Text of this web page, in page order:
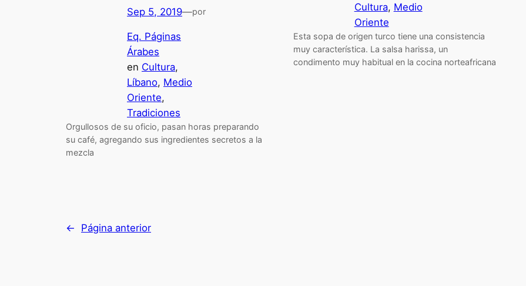
Sep 5, 2019—por
Eq. Páginas
Árabes
en Cultura
Líbano, Medio
Oriente
Tradiciones
Orgullosos de su oficio, pasan horas preparando
su café, agregando sus ingredientes secretos a la
mezcla
Cultura, Medio
Oriente
Esta sopa de origen turco tiene una consistencia
muy característica. La salsa harissa, un
condimento muy habitual en la cocina norteafricana
← Página anterior